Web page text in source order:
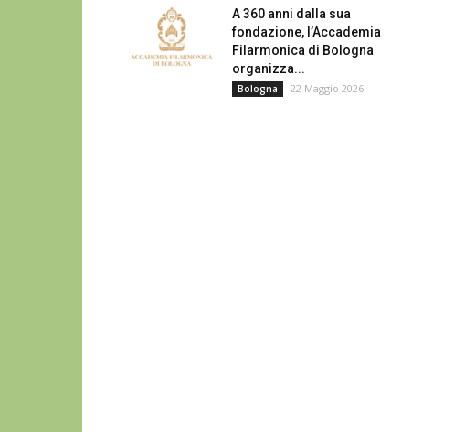
A 360 anni dalla sua
fondazione, l’Accademia
Filarmonica di Bologna
organizza...
Bologna 22 Maggio 2026